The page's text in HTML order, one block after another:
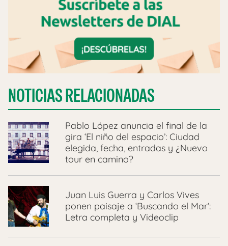
NOTICIAS RELACIONADAS
Pablo López anuncia el final de la
gira ‘El niño del espacio’: Ciudad
elegida, fecha, entradas y ¿Nuevo
tour en camino?
Juan Luis Guerra y Carlos Vives
ponen paisaje a ‘Buscando el Mar’:
Letra completa y Videoclip